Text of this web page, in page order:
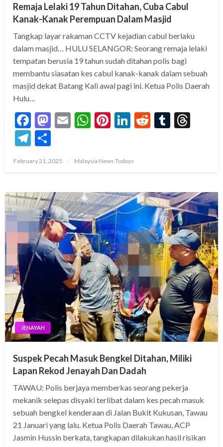
Remaja Lelaki 19 Tahun Ditahan, Cuba Cabul
Kanak-Kanak Perempuan Dalam Masjid
Tangkap layar rakaman CCTV kejadian cabul berlaku
dalam masjid… HULU SELANGOR: Seorang remaja lelaki
tempatan berusia 19 tahun sudah ditahan polis bagi
membantu siasatan kes cabul kanak-kanak dalam sebuah
masjid dekat Batang Kali awal pagi ini. Ketua Polis Daerah
Hulu…
Facebook
Mastodon
EmailWhatsApp
Pinterest
LinkedIn
RedditTumblr
Telegram
Posted
February 21, 2025 Malaysia News Todays
JENAYAH
Suspek Pecah Masuk Bengkel Ditahan, Miliki
Lapan Rekod Jenayah Dan Dadah
TAWAU: Polis berjaya memberkas seorang pekerja
mekanik selepas disyaki terlibat dalam kes pecah masuk
sebuah bengkel kenderaan di Jalan Bukit Kukusan, Tawau
21 Januari yang lalu. Ketua Polis Daerah Tawau, ACP
Jasmin Hussin berkata, tangkapan dilakukan hasil risikan